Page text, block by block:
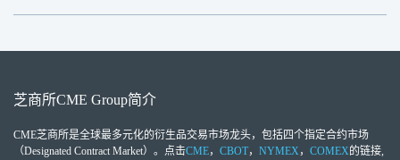
芝商所CME Group简介
CME芝商所是全球最多元化的衍生品交易市场龙头，包括四个指定合约市场
（Designated Contract Market）。点击CME， CBOT， NYMEX， COMEX的链接,